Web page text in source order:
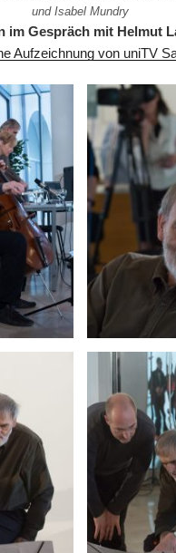
und Isabel Mundry
im Gespräch mit Helmut
Aufzeichnung von uniTV